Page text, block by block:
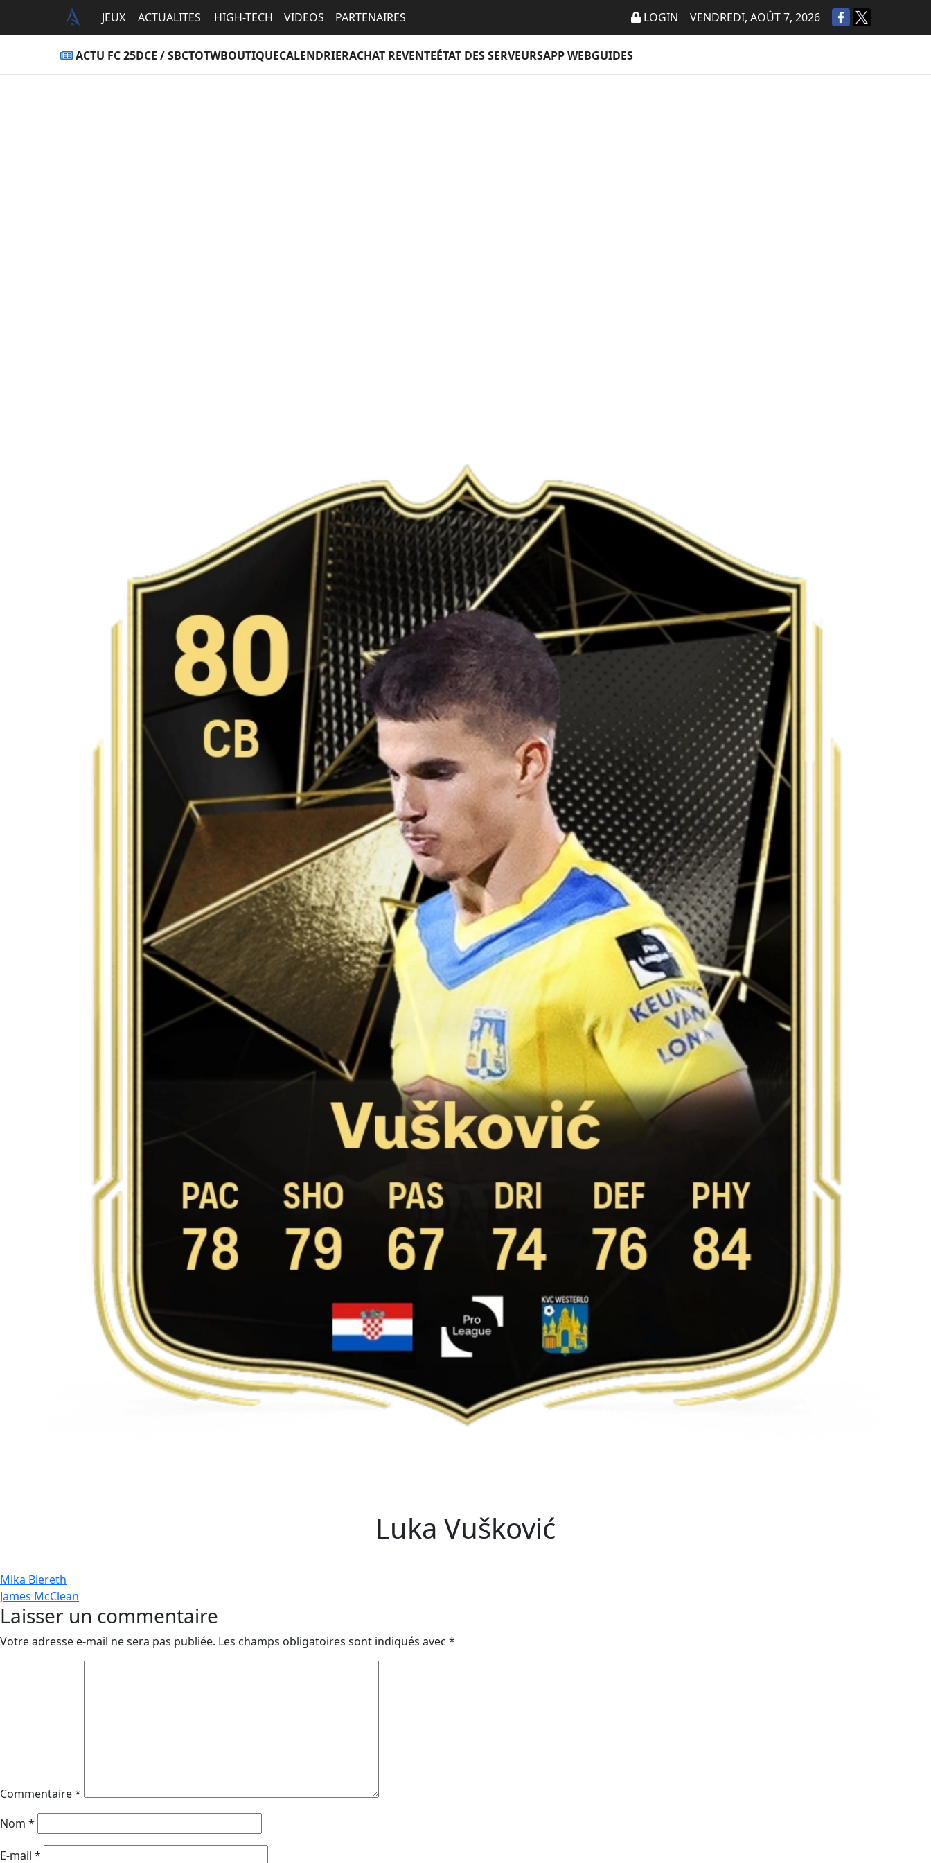
JEUX ACTUALITES HIGH-TECH VIDEOS PARTENAIRES LOGIN VENDREDI, AOÛT 7, 2026
ACTU FC 25DCE / SBCTOTWBOUTIQUECALENDRIERACHAT REVENTEÉTAT DES SERVEURSAPP WEBGUIDES
Luka Vušković
Navigation
de
l’article
Mika Biereth
James McClean
Laisser un commentaire
Votre adresse e-mail ne sera pas publiée. Les champs obligatoires sont indiqués avec *
Commentaire*
Nom *
E-mail *